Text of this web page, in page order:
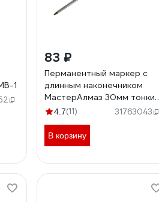
1
83 ₽
Перманентный маркер с
длинным наконечником
МастерАлмаз 30мм тонкий
10502803
4.7(11) 31763043
В корзину